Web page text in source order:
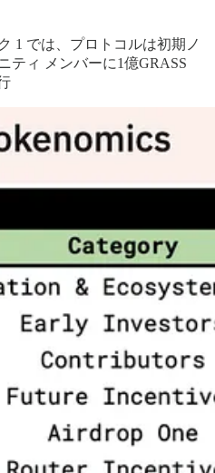
1 では、プロトコルは初期ノ
ティ メンバーに1億GRASS